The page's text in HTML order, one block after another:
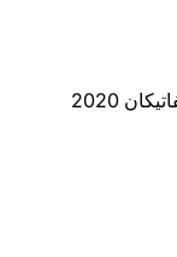
2020